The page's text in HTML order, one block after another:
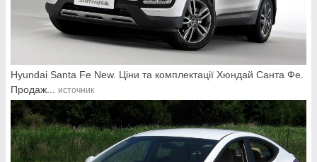
Hyundai Santa Fe New. Ціни та комплектації Хюндай Санта Фе.
Продаж...
источник